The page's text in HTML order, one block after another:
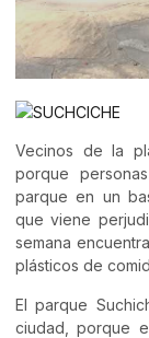
Vecinos de la
porque
parque en un
que viene
semana
plásticos de
El parque
ciudad, porque